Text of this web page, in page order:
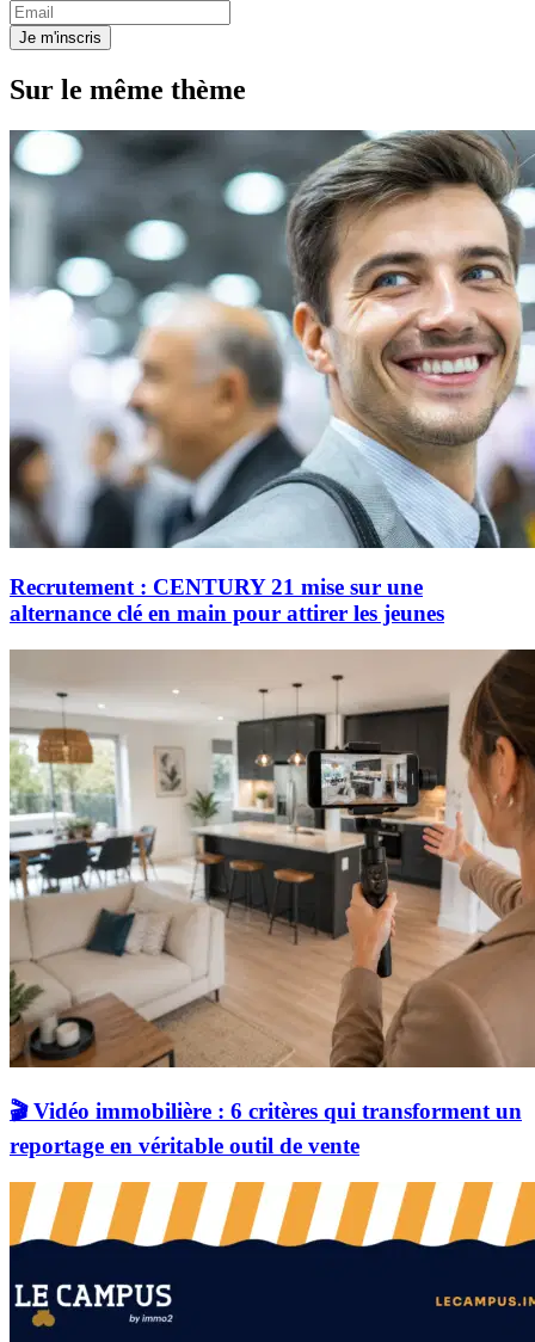
Je m'inscris
Sur le même thème
Recrutement : CENTURY 21 mise sur une
alternance clé en main pour attirer les jeunes
🎬 Vidéo immobilière : 6 critères qui transforment un
reportage en véritable outil de vente